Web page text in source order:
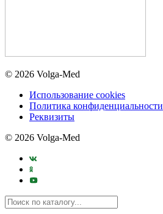
© 2026 Volga-Med
Использование cookies
Политика конфиденциальности
Реквизиты
© 2026 Volga-Med